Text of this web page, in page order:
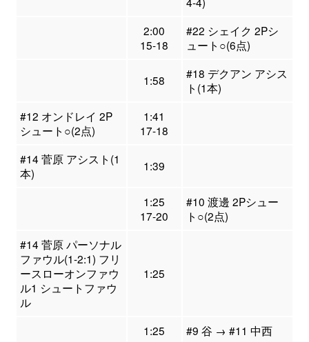
2:00
15-18
#22 シェイク 2Pシ
ュート○(6点)
1:58
#18 デクアン アシス
ト(1本)
#12 オンドレイ 2P
シュート○(2点)
1:41
17-18
#14 菅原 アシスト(1
本)
1:39
1:25
17-20
#10 渡邊 2Pシュー
ト○(2点)
#14 菅原 パーソナル
ファウル(1-2:1) フリ
ースローオンファウ
ル1 シュートファウ
ル
1:25
1:25 #9 谷 → #11 中西